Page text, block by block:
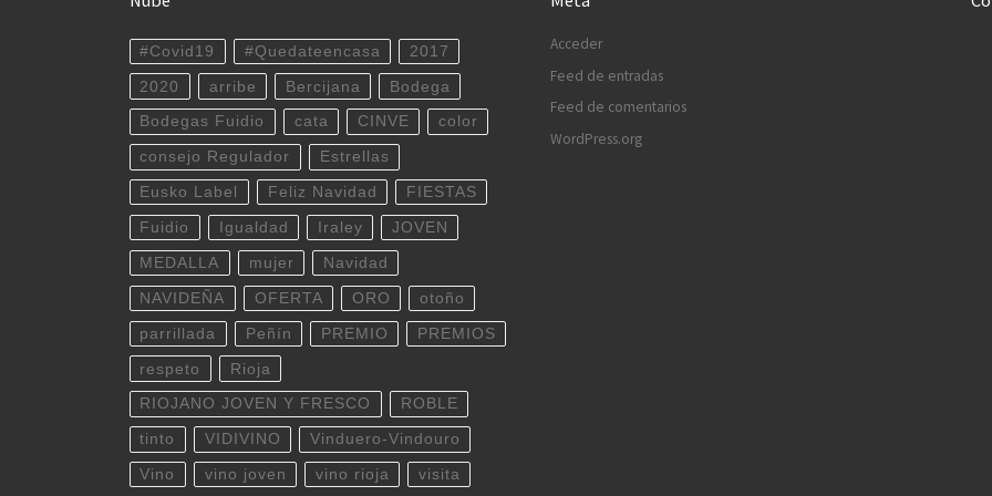
#Covid19 #Quedateencasa 2017
2020 arribe Bercijana Bodega
Bodegas Fuidio cata CINVE color
consejo Regulador Estrellas
Eusko Label Feliz Navidad FIESTAS
Fuidio Igualdad Iraley JOVEN
MEDALLA mujer Navidad
NAVIDEÑA OFERTA ORO otoño
parrillada Peñín PREMIO PREMIOS
respeto Rioja
RIOJANO JOVEN Y FRESCO ROBLE
tinto VIDIVINO Vinduero-Vindouro
Vino vino joven vino rioja visita
Acceder
Feed de entradas
Feed de comentarios
WordPress.org